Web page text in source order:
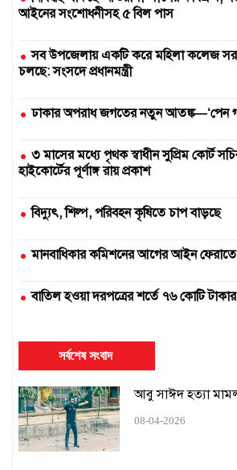
আইনের সংশোধনীসহ ৫ বিল পাস
সব উপজেলায় একটি করে মহিলা কলেজ
চলছে: সংসদে প্রধানমন্ত্রী
ঢাকার অপরাধ জগতের নতুন আতঙ্ক—‘পেন
৩ মাসের মধ্যে পৃথক স্বাধীন সুপ্রিম কোর্ট
হাইকোর্টের পূর্ণাঙ্গ রায় প্রকাশ
বিদ্যুৎ, শিল্প, পরিবহন কৃষিতে চাপ বাড়ছে
মানবাধিকার কমিশনের আগের আইন
বাতিল হওয়া দরপত্রের শর্তে ৭৬ কোটি
দুই সার কারখানা বন্ধ, আরেকটি বন্ধের পথে
১৬ ঘণ্টায়ও স্বাভাবিক হয়নি সিলেটের সঙ্গে
সর্বশেষ সংবাদ
আবু সাঈদ হত্যা
08-04-2026